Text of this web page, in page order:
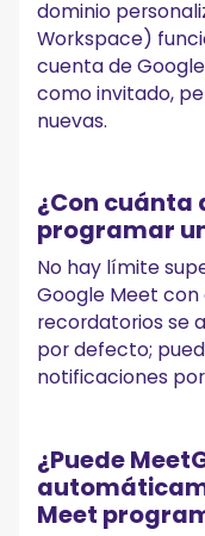
dominio
Workspace)
cuenta de
como invitado,
nuevas.
¿Con cuánta
programar
No hay límite
Google Meet con
recordatorios se
por defecto;
notificaciones
¿Puede
Meet